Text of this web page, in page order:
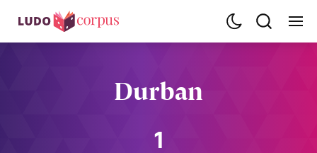
Durban
1